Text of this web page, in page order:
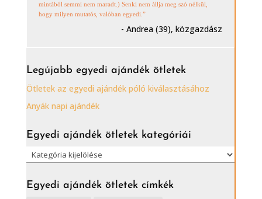
mintàból semmi nem maradt.) Senki nem àllja meg szó nélkül,
hogy milyen mutatós, valóban egyedi.”
- Andrea (39), közgazdász
Legújabb egyedi ajándék ötletek
Ötletek az egyedi ajándék póló kiválasztásához
Anyák napi ajándék
Egyedi ajándék ötletek kategóriái
Egyedi
ajándék
ötletek
kategóriái
Egyedi ajándék ötletek címkék